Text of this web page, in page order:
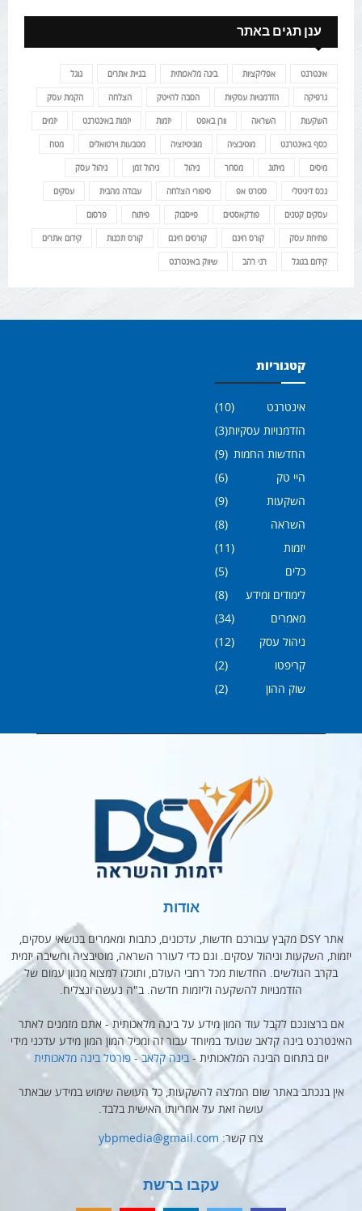
ענן תגים באתר
אינטרנט אפליקציות בינה מלאכותית בניית אתרים גוגל
גרפיקה הזדמנויות עסקיות הסבה להייטק הצלחה הקמת עסק
השקעות השראה וורן באפט יזמות יזמות באינטרנט יזמים
כסף באינטרנט מוטיבציה מוניטיזציה מטבעות וירטואלים מטח
מיסים מיתוג מסחר ניהול ניהול זמן ניהול עסק
נכס דיגיטלי סטרט אפ סיפורי הצלחה עבודה מהבית עסקים
עסקים קטנים פודקאסטים פייסבוק פיתוח פרסום
פתיחת עסק קורס חינם קורסים חינם קורס תכנות קידום אתרים
קידום בגוגל רני רהב שיווק באינטרנט
קטגוריות
אינטרנט
(10)
הזדמנויות עסקיות(3)
החדשות החמות (9)
היי טק
(6)
השקעות
(9)
השראה
(8)
יזמות
(11)
כלים
(5)
לימודים ומידע
(8)
מאמרים
(34)
ניהול עסק
(12)
קריפטו
(2)
שוק ההון
(2)
אודות
אתר DSY מקבץ עבורכם חדשות, עדכונים, כתבות ומאמרים בנושאי עסקים,
יזמות, השקעות וניהול עסקים. וגם כדי לעורר השראה, מוטיבציה וחשיבה יזמית
בקרב הגולשים. החדשות מכל רחבי העולם, ותוכלו למצוא מגוון עמום של
הזדמנויות להשקעה וליזמות חדשה. ב"ה נעשה ונצליח.
אם ברצונכם לקבל עוד המון מידע על בינה מלאכותית - אתם מזמנים לאתר
האינטרנט בינה קלאב שנועד במיוחד עבור זה ומכיל המון המון מידע עדכני מידי
יום בתחום הבינה המלאכותית -בינה קלאב - פורטל בינה מלאכותית
אין בנכתב באתר שום המלצה להשקעות, כל העושה שימוש במידע שבאתר
עושה זאת על אחריותו האישית בלבד.
צרו קשר: ybpmedia@gmail.com
עקבו ברשת